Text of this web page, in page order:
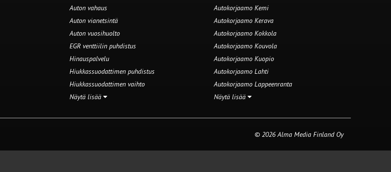
Auton vahaus
Auton vianetsintä
Auton vuosihuolto
EGR venttiilin puhdistus
Hinauspalvelu
Hiukkassuodattimen puhdistus
Hiukkassuodattimen vaihto
Näytä lisää
Autokorjaamo Kemi
Autokorjaamo Kerava
Autokorjaamo Kokkola
Autokorjaamo Kouvola
Autokorjaamo Kuopio
Autokorjaamo Lahti
Autokorjaamo Lappeenranta
Näytä lisää
© 2026 Alma Media Finland Oy